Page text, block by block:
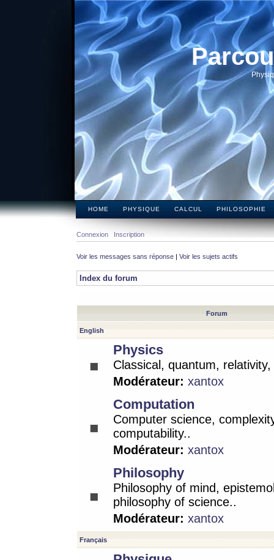
HOME PHYSIQUE CALCUL PHILOSOPHIE
Connexion Inscription
Voir les messages sans réponse | Voir les sujets actifs
Index du forum
Forum
English
Physics
Classical, quantum,
Modérateur: xantox
Computation
Computer science,
computability..
Modérateur: xantox
Philosophy
Philosophy of mind,
philosophy of science..
Modérateur: xantox
Français